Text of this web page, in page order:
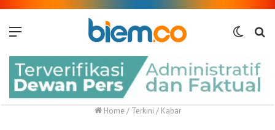
Switch
Home / Terkini / Kabar